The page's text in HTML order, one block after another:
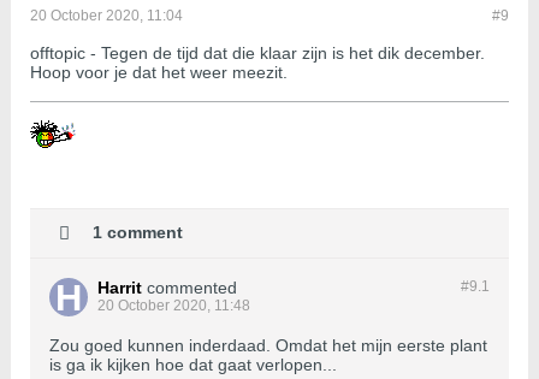
#9
20 October 2020, 11:04
offtopic - Tegen de tijd dat die klaar zijn is het dik december.
Hoop voor je dat het weer meezit.
1 comment
#9.1
Harrit commented
20 October 2020, 11:48
Zou goed kunnen inderdaad. Omdat het mijn eerste plant
is ga ik kijken hoe dat gaat verlopen...